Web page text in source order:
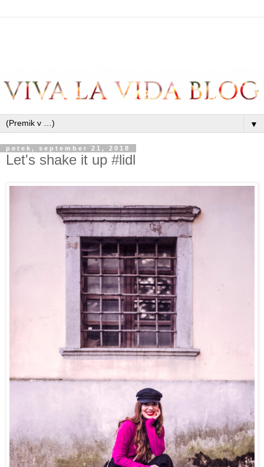
▼
petek, september 21, 2018
Let's shake it up #lidl